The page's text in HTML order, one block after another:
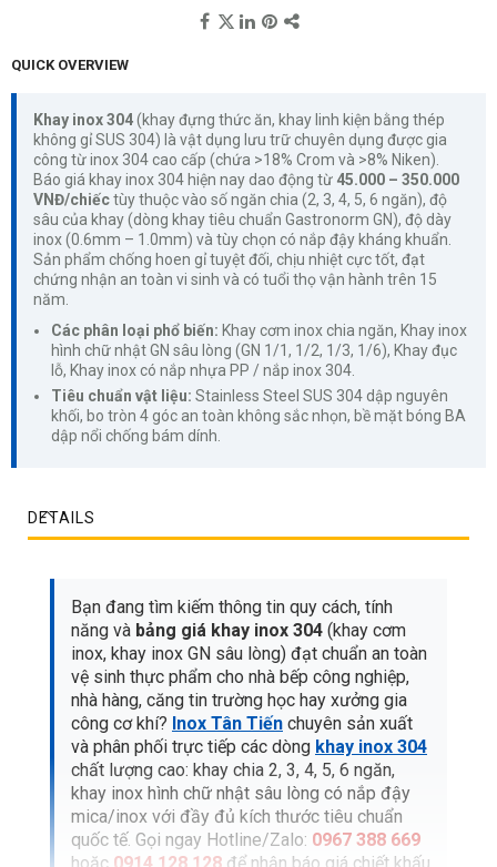
QUICK OVERVIEW
Khay inox 304(khay đựng thức ăn, khay linh kiện bằng thép
không gỉ SUS 304) là vật dụng lưu trữ chuyên dụng được gia
công từ inox 304 cao cấp (chứa >18% Crom và >8% Niken).
Báo giá khay inox 304 hiện nay dao động từ 45.000 – 350.000
VNĐ/chiếctùy thuộc vào số ngăn chia (2, 3, 4, 5, 6 ngăn), độ
sâu của khay (dòng khay tiêu chuẩn Gastronorm GN), độ dày
inox (0.6mm – 1.0mm) và tùy chọn có nắp đậy kháng khuẩn.
Sản phẩm chống hoen gỉ tuyệt đối, chịu nhiệt cực tốt, đạt
chứng nhận an toàn vi sinh và có tuổi thọ vận hành trên 15
năm.
Các phân loại phổ biến: Khay cơm inox chia ngăn, Khay inox
hình chữ nhật GN sâu lòng (GN 1/1, 1/2, 1/3, 1/6), Khay đục
lỗ, Khay inox có nắp nhựa PP / nắp inox 304.
Tiêu chuẩn vật liệu: Stainless Steel SUS 304 dập nguyên
khối, bo tròn 4 góc an toàn không sắc nhọn, bề mặt bóng BA
dập nổi chống bám dính.
DETAILS
Bạn đang tìm kiếm thông tin quy cách, tính
năng và bảng giá khay inox 304 (khay cơm
inox, khay inox GN sâu lòng) đạt chuẩn an toàn
vệ sinh thực phẩm cho nhà bếp công nghiệp,
nhà hàng, căng tin trường học hay xưởng gia
công cơ khí? Inox Tân Tiến chuyên sản xuất
và phân phối trực tiếp các dòng khay inox 304
chất lượng cao: khay chia 2, 3, 4, 5, 6 ngăn,
khay inox hình chữ nhật sâu lòng có nắp đậy
mica/inox với đầy đủ kích thước tiêu chuẩn
quốc tế. Gọi ngay Hotline/Zalo: 0967 388 669
hoặc 0914 128 128 để nhận báo giá chiết khấu